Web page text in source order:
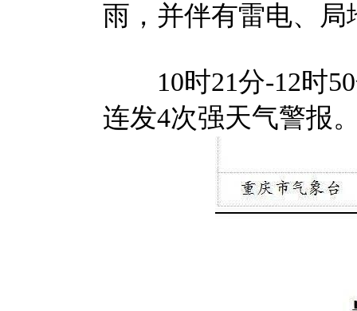
雨，并伴有雷电、
10时21分-12时50
连发4次强天气警报